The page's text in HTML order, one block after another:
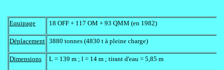
Equipage 18 OFF + 117 OM + 93 QMM (en 1982)
Déplacement 3880 tonnes (4830 t à pleine charge)
Dimensions L = 139 m ; l = 14 m ; tirant d'eau = 5,85 m